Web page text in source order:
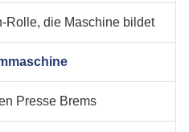
Rolle, die Maschine bildet
Presse Brems